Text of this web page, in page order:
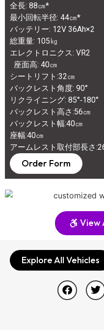
全長: 88㎝*
最小回転半径: 44㎝*
バッテリー: 12V 36Ah×2
総重量: 105㎏
エレクトロニクス: VR2
座面高: 40㎝
シートリフト:32㎝
バックレスト角度: 90°
リクライニング: 85°‐180°
バックレスト高さ:56㎝
バックレスト幅:40㎝
座幅:40㎝
アームレスト取付部長さ
Order Form
View
Explore All Vehicles